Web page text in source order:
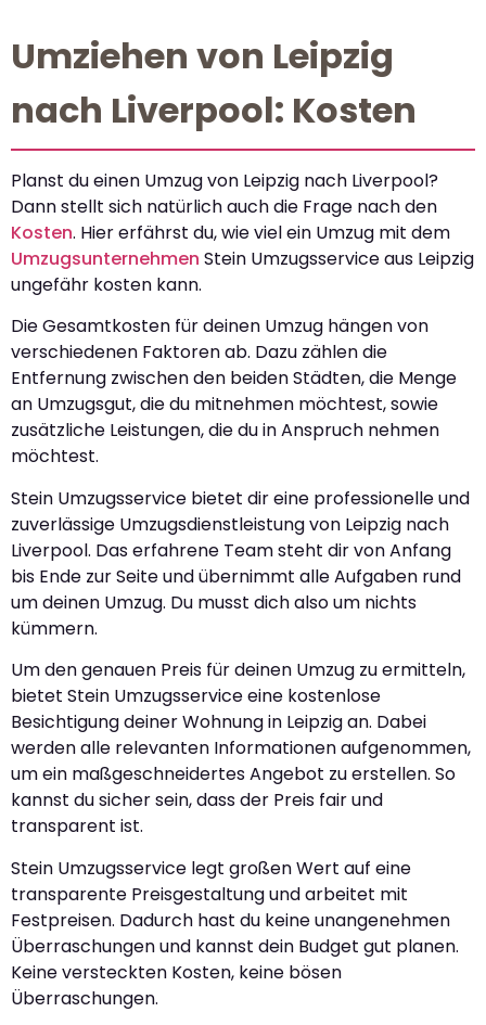
Umziehen von Leipzig
nach Liverpool: Kosten
Planst du einen Umzug von Leipzig nach Liverpool?
Dann stellt sich natürlich auch die Frage nach den
Kosten. Hier erfährst du, wie viel ein Umzug mit dem
Umzugsunternehmen Stein Umzugsservice aus Leipzig
ungefähr kosten kann.
Die Gesamtkosten für deinen Umzug hängen von
verschiedenen Faktoren ab. Dazu zählen die
Entfernung zwischen den beiden Städten, die Menge
an Umzugsgut, die du mitnehmen möchtest, sowie
zusätzliche Leistungen, die du in Anspruch nehmen
möchtest.
Stein Umzugsservice bietet dir eine professionelle und
zuverlässige Umzugsdienstleistung von Leipzig nach
Liverpool. Das erfahrene Team steht dir von Anfang
bis Ende zur Seite und übernimmt alle Aufgaben rund
um deinen Umzug. Du musst dich also um nichts
kümmern.
Um den genauen Preis für deinen Umzug zu ermitteln,
bietet Stein Umzugsservice eine kostenlose
Besichtigung deiner Wohnung in Leipzig an. Dabei
werden alle relevanten Informationen aufgenommen,
um ein maßgeschneidertes Angebot zu erstellen. So
kannst du sicher sein, dass der Preis fair und
transparent ist.
Stein Umzugsservice legt großen Wert auf eine
transparente Preisgestaltung und arbeitet mit
Festpreisen. Dadurch hast du keine unangenehmen
Überraschungen und kannst dein Budget gut planen.
Keine versteckten Kosten, keine bösen
Überraschungen.